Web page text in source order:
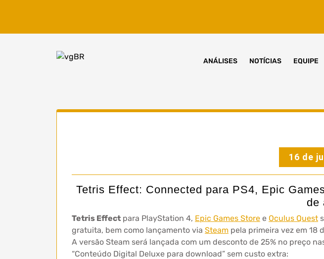
ANÁLISES NOTÍCIAS EQUIPE
16 de
Tetris Effect: Connected para PS4, Epic
de
Tetris Effect para PlayStation 4, Epic Games Store e Oculus Quest
gratuita, bem como lançamento via Steam pela primeira vez em 18
A versão Steam será lançada com um desconto de 25% no preço
“Conteúdo Digital Deluxe para download” sem custo extra: